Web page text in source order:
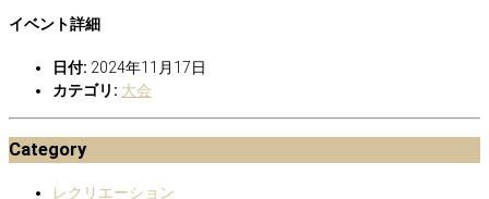
イベント詳細
日付: 2024年11月17日
カテゴリ: 大会
Category
レクリエーション